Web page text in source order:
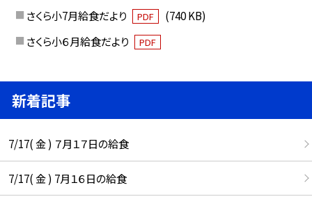
さくら小7月給食だより PDF
(740 KB)
さくら小６月給食だより
PDF
新着記事
7/17( 金 ) ７月１７日の給食
7/17( 金 ) 7月１６日の給食